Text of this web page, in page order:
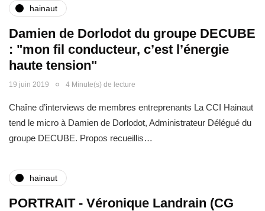
hainaut
Damien de Dorlodot du groupe DECUBE
: "mon fil conducteur, c’est l’énergie
haute tension"
19 juin 2019 4 Minute(s) de lecture
Chaîne d’interviews de membres entreprenants La CCI Hainaut
tend le micro à Damien de Dorlodot, Administrateur Délégué du
groupe DECUBE. Propos recueillis…
hainaut
PORTRAIT - Véronique Landrain (CG